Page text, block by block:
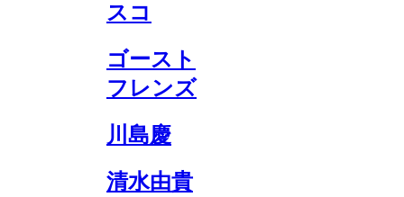
スコ
ゴースト
フレンズ
川島慶
清水由貴